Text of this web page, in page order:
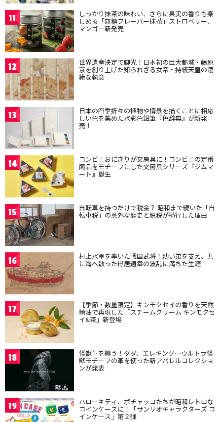
11 しっかり抹茶の味わい、さらに果実の香りも楽
しめる「無糖フレーバー抹茶」ストロベリー、
マンゴー新発売
12 世界遺産決定で脚光！日本初の巨大都城・藤原
京を創り上げた知られざる女帝・持統天皇の凄
絶な執念
13 日本の四季折々の植物や情景を描くことに相応
しい色を集めた水彩色鉛筆『色辞典』が新発
売！
14 コンビニおにぎりが文房具に！コンビニの定番
商品をモチーフにした文房具シリーズ『ジムマ
ート』誕生
15 自転車を持つだけで税金？ 昭和まで続いた「自
転車税」の意外な歴史と脱税が横行した理由
16 村上水軍を率いた戦国武将！幼い弟を支え、共
に海へ散った得居通幸の波乱に満ちた生涯
17 【季節・数量限定】キンモクセイの香りを天然
精油で再現した「スチームクリーム キンモクセ
イ&茶」新登場
18 怪獣革を纏う！ダダ、エレキング…ウルトラ怪
獣モチーフの革を使った新アパレルコレクショ
ンが発表
19 ハローキティ、ポチャッコたちが昭和レトロな
コインケースに！「サンリオキャラクターズ コ
インケース」第２弾